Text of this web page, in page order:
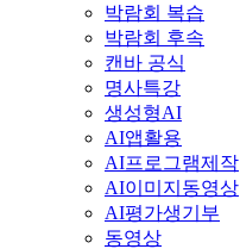
박람회 복습
박람회 후속
캔바 공식
명사특강
생성형AI
AI앱활용
AI프로그램제작
AI이미지동영상
AI평가생기부
동영상